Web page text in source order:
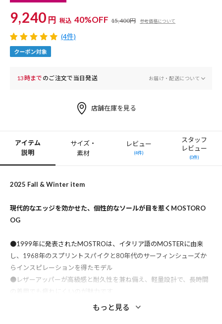
9,240 円 税込 40%OFF 15,400円 参考価格について
(4件)
13時まで のご注文で当日発送 お届け・配送について
店舗在庫を見る
アイテム
説明
サイズ・
素材
レビュー
(4件)
スタッフ
レビュー
(0件)
2025 Fall & Winter item
現代的なエッジを効かせた、個性的なソールが目を惹くMOSTORO
OG
●1999年に発表されたMOSTROは、イタリア語のMOSTERに由来
し、1968年のスプリントスパイクと80年代のサーフィンシューズか
らインスピレーションを得たモデル
●レザーアッパーが高級感と耐久性を兼ね備え、軽量設計で、長時間
●シュータンの織りネームやプーマロゴがブランドの存在感を際立た
もっと見る